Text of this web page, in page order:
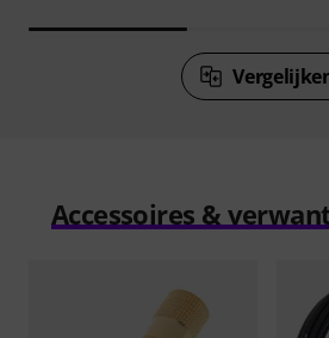
Accessoires &